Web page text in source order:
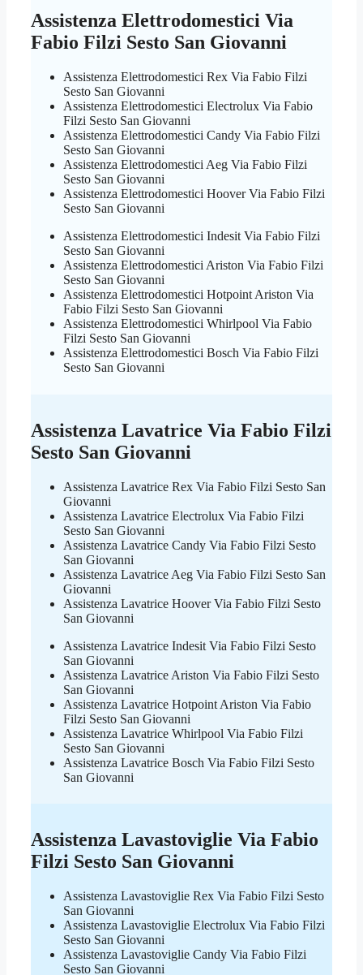
Assistenza Elettrodomestici Via
Fabio Filzi Sesto San Giovanni
Assistenza Elettrodomestici Rex Via Fabio Filzi
Sesto San Giovanni
Assistenza Elettrodomestici Electrolux Via Fabio
Filzi Sesto San Giovanni
Assistenza Elettrodomestici Candy Via Fabio Filzi
Sesto San Giovanni
Assistenza Elettrodomestici Aeg Via Fabio Filzi
Sesto San Giovanni
Assistenza Elettrodomestici Hoover Via Fabio Filzi
Sesto San Giovanni
Assistenza Elettrodomestici Indesit Via Fabio Filzi
Sesto San Giovanni
Assistenza Elettrodomestici Ariston Via Fabio Filzi
Sesto San Giovanni
Assistenza Elettrodomestici Hotpoint Ariston Via
Fabio Filzi Sesto San Giovanni
Assistenza Elettrodomestici Whirlpool Via Fabio
Filzi Sesto San Giovanni
Assistenza Elettrodomestici Bosch Via Fabio Filzi
Sesto San Giovanni
Assistenza Lavatrice Via Fabio Filzi
Sesto San Giovanni
Assistenza Lavatrice Rex Via Fabio Filzi Sesto San
Giovanni
Assistenza Lavatrice Electrolux Via Fabio Filzi
Sesto San Giovanni
Assistenza Lavatrice Candy Via Fabio Filzi Sesto
San Giovanni
Assistenza Lavatrice Aeg Via Fabio Filzi Sesto San
Giovanni
Assistenza Lavatrice Hoover Via Fabio Filzi Sesto
San Giovanni
Assistenza Lavatrice Indesit Via Fabio Filzi Sesto
San Giovanni
Assistenza Lavatrice Ariston Via Fabio Filzi Sesto
San Giovanni
Assistenza Lavatrice Hotpoint Ariston Via Fabio
Filzi Sesto San Giovanni
Assistenza Lavatrice Whirlpool Via Fabio Filzi
Sesto San Giovanni
Assistenza Lavatrice Bosch Via Fabio Filzi Sesto
San Giovanni
Assistenza Lavastoviglie Via Fabio
Filzi Sesto San Giovanni
Assistenza Lavastoviglie Rex Via Fabio Filzi Sesto
San Giovanni
Assistenza Lavastoviglie Electrolux Via Fabio Filzi
Sesto San Giovanni
Assistenza Lavastoviglie Candy Via Fabio Filzi
Sesto San Giovanni